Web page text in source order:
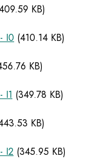
KB)
I0 (410.14 KB)
KB)
I1 (349.78 KB)
KB)
I2 (345.95 KB)